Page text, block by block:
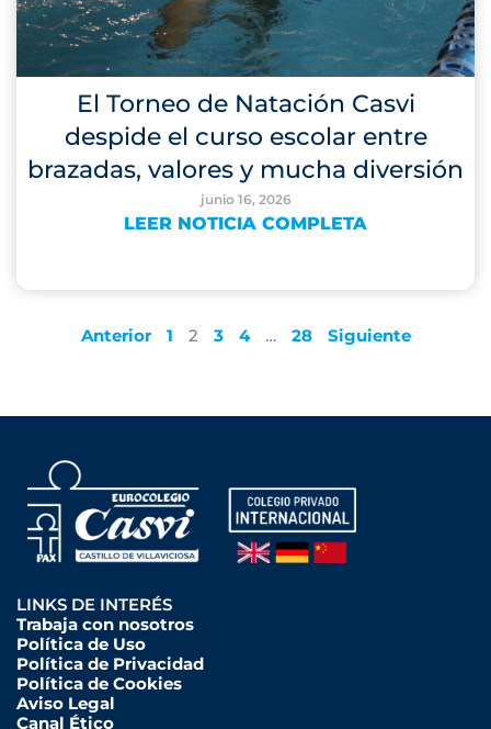
El Torneo de Natación Casvi
despide el curso escolar entre
brazadas, valores y mucha diversión
junio 16, 2026
LEER NOTICIA COMPLETA
Anterior 1 2 3 4 … 28 Siguiente
LINKS DE INTERÉS
Trabaja con nosotros
Política de Uso
Política de Privacidad
Política de Cookies
Aviso Legal
Canal Ético